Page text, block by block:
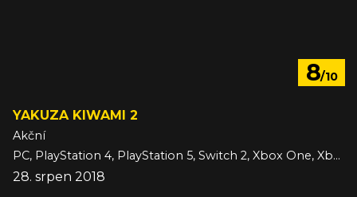
8/10
YAKUZA KIWAMI 2
Akční
PC, PlayStation 4, PlayStation 5, Switch 2, Xbox One, Xbox Series
28. srpen 2018